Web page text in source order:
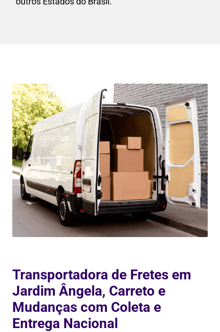
Transportadora de Fretes em
Jardim Ângela, Carreto e
Mudanças com Coleta e
Entrega Nacional